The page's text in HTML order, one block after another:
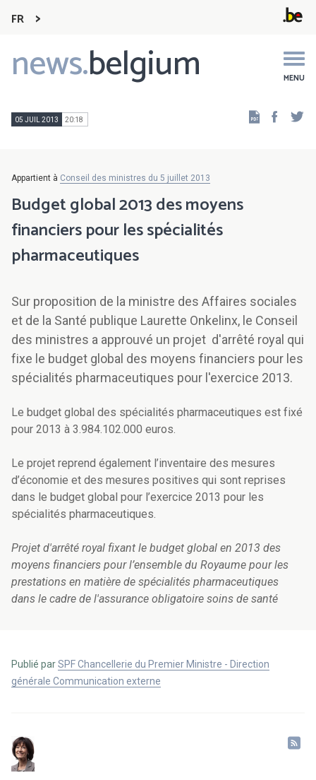
FR
news.belgium MENU
Main
navigation
05 JUIL 2013 20:18
Appartient à Conseil des ministres du 5 juillet 2013
Budget global 2013 des moyens
financiers pour les spécialités
pharmaceutiques
Sur proposition de la ministre des Affaires sociales
et de la Santé publique Laurette Onkelinx, le Conseil
des ministres a approuvé un projet d'arrêté royal qui
fixe le budget global des moyens financiers pour les
spécialités pharmaceutiques pour l'exercice 2013.
Le budget global des spécialités pharmaceutiques est fixé
pour 2013 à 3.984.102.000 euros.
Le projet reprend également l’inventaire des mesures
d’économie et des mesures positives qui sont reprises
dans le budget global pour l’exercice 2013 pour les
spécialités pharmaceutiques.
Projet d'arrêté royal fixant le budget global en 2013 des
moyens financiers pour l’ensemble du Royaume pour les
prestations en matière de spécialités pharmaceutiques
dans le cadre de l'assurance obligatoire soins de santé
Publié parSPF Chancellerie du Premier Ministre - Direction
générale Communication externe